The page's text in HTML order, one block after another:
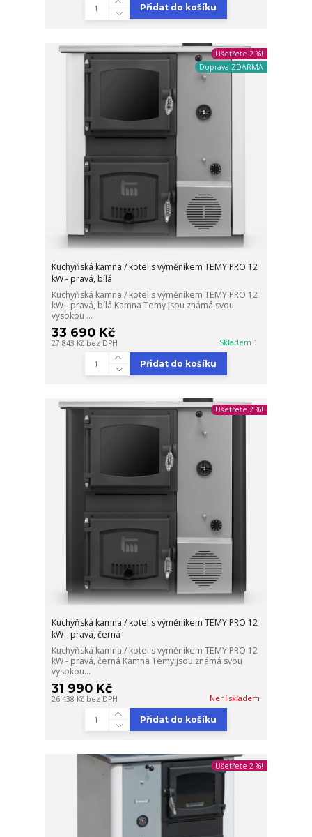
Přidat do košíku
Ušetřete 2 %!
Doprava ZDARMA
Kuchyňská kamna / kotel s výměníkem TEMY PRO 12
kW - pravá, bílá
Kuchyňská kamna / kotel s výměníkem TEMY PRO 12
kW - pravá, bílá Kamna Temy jsou známá svou
vysokou ...
33 690 Kč
27 843 Kč bez DPH Skladem 1
Přidat do košíku
Ušetřete 2 %!
Kuchyňská kamna / kotel s výměníkem TEMY PRO 12
kW - pravá, černá
Kuchyňská kamna / kotel s výměníkem TEMY PRO 12
kW - pravá, černá Kamna Temy jsou známá svou
vysokou...
31 990 Kč
26 438 Kč bez DPH Není skladem
Přidat do košíku
Ušetřete 2 %!